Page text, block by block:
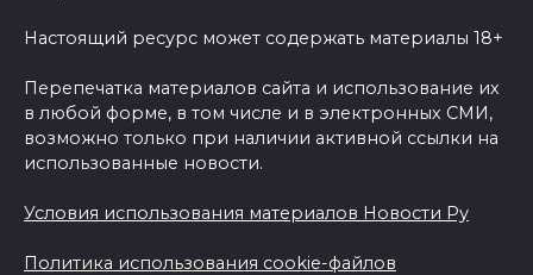
Настоящий ресурс может содержать материалы 18+
Перепечатка материалов сайта и использование их
в любой форме, в том числе и в электронных СМИ,
возможно только при наличии активной ссылки на
использованные новости.
Условия использования материалов Новости Ру
Политика использования cookie-файлов